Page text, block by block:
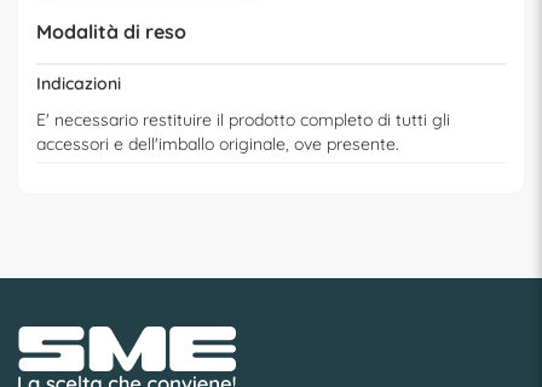
Modalità di reso
Indicazioni
E' necessario restituire il prodotto completo di tutti gli
accessori e dell'imballo originale, ove presente.